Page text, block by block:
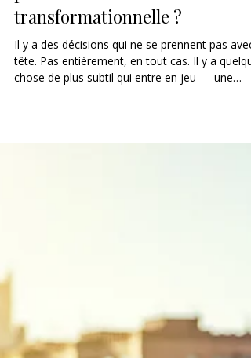
Comment savoir si on est prête
pour une retraite
transformationnelle ?
Il y a des décisions qui ne se prennent pas avec
chose de plus subtil qui entre en jeu — une